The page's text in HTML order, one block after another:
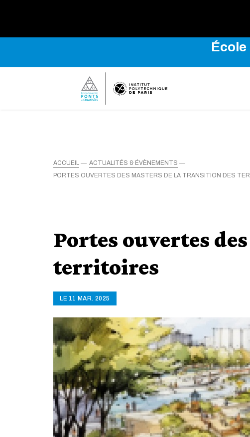
ACCUEIL
ACTUALITÉS & ÉVÈNEMENTS
PORTES OUVERTES DES MASTERS DE LA TRANSITION DES
Portes ouvertes
territoires
LE 11 MAR. 2025